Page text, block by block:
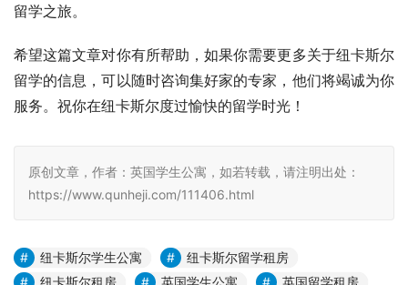
留学之旅。
希望这篇文章对你有所帮助，如果你需要更多关于纽卡斯尔
留学的信息，可以随时咨询集好家的专家，他们将竭诚为你
服务。祝你在纽卡斯尔度过愉快的留学时光！
原创文章，作者：英国学生公寓，如若转载，请注明出处：
https://www.qunheji.com/111406.html
纽卡斯尔学生公寓
纽卡斯尔留学租房
纽卡斯尔租房
英国学生公寓 英国留学租房